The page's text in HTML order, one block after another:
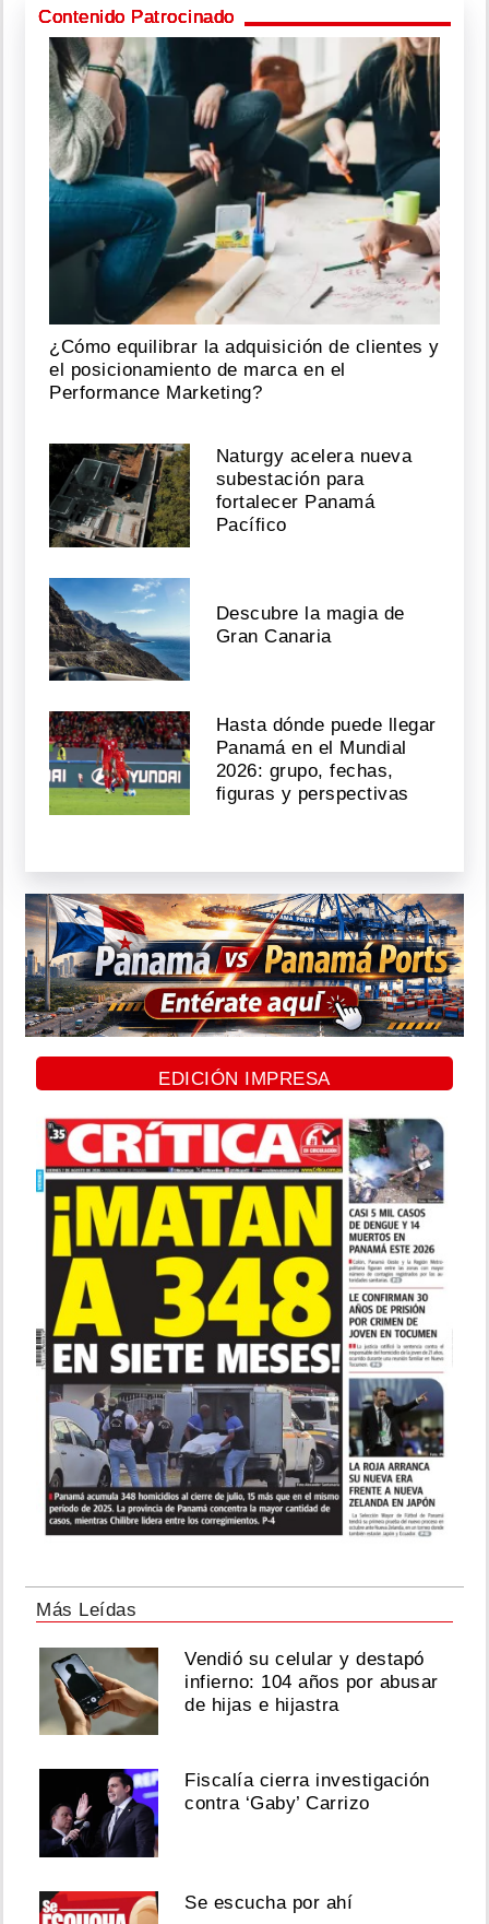
Contenido Patrocinado
¿Cómo equilibrar la adquisición de clientes y
el posicionamiento de marca en el
Performance Marketing?
Naturgy acelera nueva
subestación para
fortalecer Panamá
Pacífico
Descubre la magia de
Gran Canaria
Hasta dónde puede llegar
Panamá en el Mundial
2026: grupo, fechas,
figuras y perspectivas
EDICIÓN IMPRESA
Más Leídas
Vendió su celular y destapó
infierno: 104 años por abusar
de hijas e hijastra
Fiscalía cierra investigación
contra ‘Gaby’ Carrizo
Se escucha por ahí